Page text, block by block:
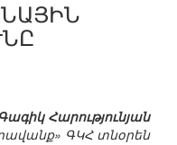
Գագիկ Հարությունյան
ԳԿՀ տնօրեն